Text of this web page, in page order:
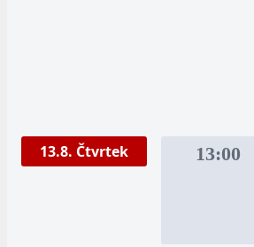
13.8. Čtvrtek 13:00